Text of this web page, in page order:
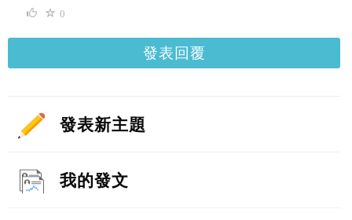
0
發表回覆
發表新主題
我的發文